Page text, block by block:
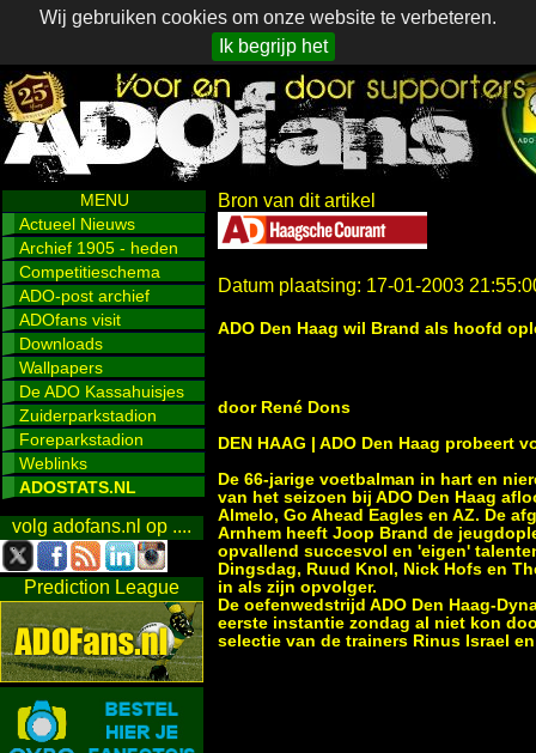
Wij gebruiken cookies om onze website te verbeteren.
Ik begrijp het
MENU
Actueel Nieuws
Archief 1905 - heden
Competitieschema
ADO-post archief
ADOfans visit
Downloads
Wallpapers
De ADO Kassahuisjes
Zuiderparkstadion
Foreparkstadion
Weblinks
ADOSTATS.NL
volg adofans.nl op ....
Prediction League
Bron van dit artikel
Datum plaatsing: 17-01-2003
ADO Den Haag wil Brand als hoofd
door René Dons
DEN HAAG | ADO Den Haag
De 66-jarige voetbalman in hart en
van het seizoen bij ADO Den Haag
Almelo, Go Ahead Eagles en AZ. De
Arnhem heeft Joop Brand de
opvallend succesvol en 'eigen'
Dingsdag, Ruud Knol, Nick Hofs en
in als zijn opvolger.
De oefenwedstrijd ADO Den Haag-
eerste instantie zondag al niet kon
selectie van de trainers Rinus Israel